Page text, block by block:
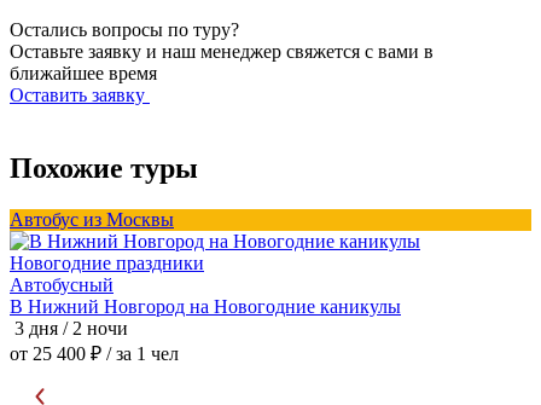
Остались вопросы по туру?
Оставьте заявку и наш менеджер свяжется с вами в
ближайшее время
Оставить заявку
Похожие туры
Автобус из Москвы
Новогодние праздники
Автобусный
В Нижний Новгород на Новогодние каникулы
3 дня / 2 ночи
от 25 400 ₽ / за 1 чел